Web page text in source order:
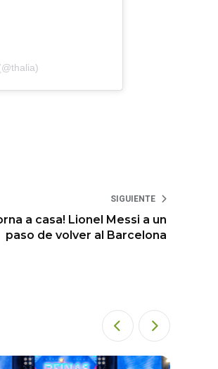
SIGUIENTE
a casa! Lionel Messi a un
paso de volver al Barcelona